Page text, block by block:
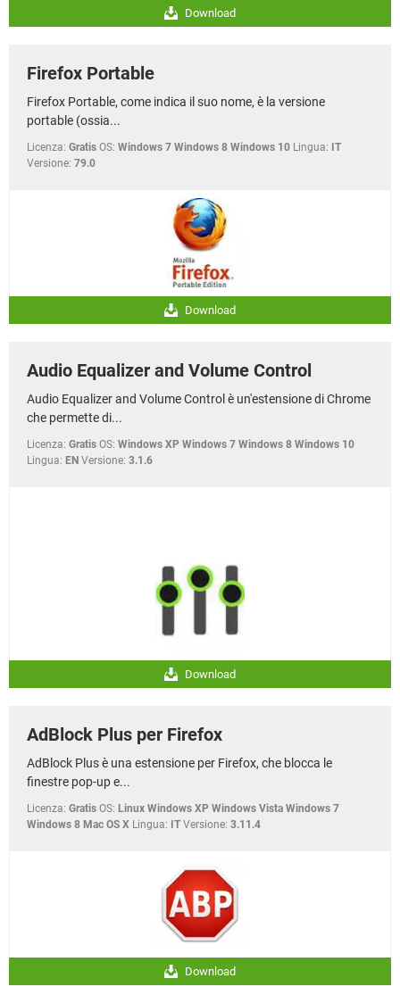
Download
Firefox Portable
Firefox Portable, come indica il suo nome, è la versione
portable (ossia...
Licenza: Gratis OS: Windows 7 Windows 8 Windows 10 Lingua: IT
Versione: 79.0
Download
Audio Equalizer and Volume Control
Audio Equalizer and Volume Control è un'estensione di Chrome
che permette di...
Licenza: Gratis OS: Windows XP Windows 7 Windows 8 Windows 10
Lingua: EN Versione: 3.1.6
Download
AdBlock Plus per Firefox
AdBlock Plus è una estensione per Firefox, che blocca le
finestre pop-up e...
Licenza: Gratis OS: Linux Windows XP Windows Vista Windows 7
Windows 8 Mac OS X Lingua: IT Versione: 3.11.4
Download